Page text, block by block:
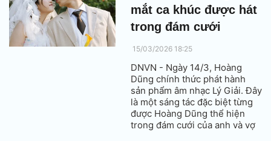
mắt ca khúc được hát
trong đám cưới
15/03/2026 18:25
DNVN - Ngày 14/3, Hoàng
Dũng chính thức phát hành
sản phẩm âm nhạc Lý Giải. Đây
là một sáng tác đặc biệt từng
được Hoàng Dũng thể hiện
trong đám cưới của anh và vợ